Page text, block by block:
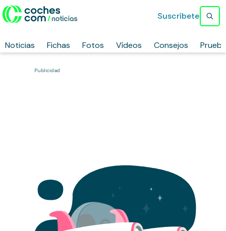
Noticias Fichas Fotos Vídeos Consejos
Suscríbete
Publicidad